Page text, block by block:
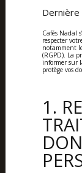
Cafés Nadal
respecter
notamment
(RGPD). La
informer sur
protège vos
1.